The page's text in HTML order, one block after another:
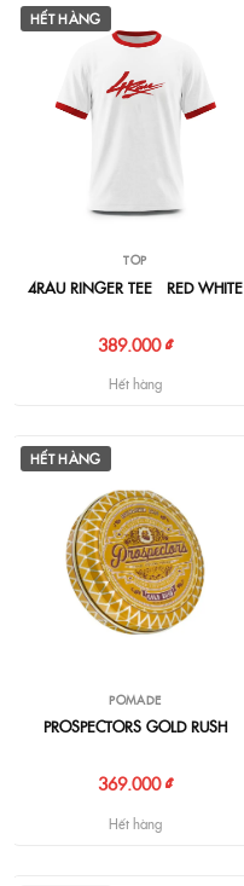
HẾT HÀNG
TOP
4RAU RINGER TEE - RED WHITE
389.000 ₫
Hết hàng
HẾT HÀNG
POMADE
PROSPECTORS GOLD RUSH
369.000 ₫
Hết hàng